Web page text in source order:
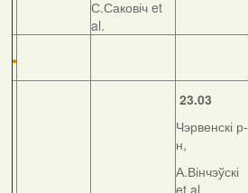
С.Саковіч et
al.
23.03
Чэрвенскі р-
н,
А.Вінчэўскі
et al.